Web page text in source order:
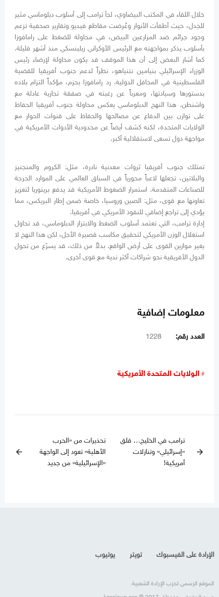
خلال اللقاء في المكتب البيضاوي، لجأ ترامب إلى أسلوب دبلوماسي مثير
للجدل، حيث أطفأت الأنوار وعُرضت مقاطع فيديو وتقارير صحفية تزعم
وجود جرائم ضد المزارعين البيض، في محاولة للضغط على رامافوزا
بأسلوب يذكر بمواجهته مع الرئيس الأوكراني زيلينسكي منذ أشهر قليلة.
كما أشار البعض إلى أن هذا الموقف قد يكون محاولة لإرضاء رئيس
الوزراء الإسرائيلي بنيامين نتنياهو، نظراً لدعم جنوب أفريقيا للقضية
الفلسطينية في المحافل الدولية. رد رامافوزا بحزم، مؤكداً التزام بلاده
بدستورها وسيادتها، ومعرباً عن رغبته في صفقة تجارية عادلة مع
واشنطن. هذا النهج الدبلوماسي يعكس محاولة جنوب أفريقيا الحفاظ
على توازن بين الدفاع عن مصالحها والحفاظ على قنوات الحوار مع
الولايات المتحدة، لكنه كشف أيضاً عن محدودية الأدوات الأمريكية في
مواجهة دول تسعى لاستقلالية أكبر.
تمتلك جنوب أفريقيا ثروات معدنية نادرة، مثل: الكروم والمنجنيز
والبلاتين، تجعلها لاعباً محورياً في السباق العالمي على الموارد الحرجة
للصناعات المتقدمة. استمرار الضغوط الأمريكية قد يدفع بريتوريا لتعزيز
تعاونها مع قوى، مثل: الصين وروسيا، خاصة ضمن إطار البريكس، مما
يؤدي إلى تراجع إضافي للنفوذ الأمريكي في أفريقيا.
إدارة ترامب، التي تعتمد أسلوب الضغط والابتزاز الدبلوماسي، قد تحاول
استغلال الوزن الأمريكي لتحقيق مكاسب قصيرة الأجل، لكن هذا النهج لا
يغير موازين القوى على أرض الواقع. بدلاً من ذلك، قد يسرّع من تحول
الدول الأفريقية نحو شراكات أكثر ندية مع قوى أخرى.
معلومات إضافية
العدد رقم: 1228
الولايات المتحدة الأمريكية
arrow_forward
ترامب في الخليج… قلق
«إسرائيلي» وتنازلات
أمريكية!
تحذيرات من «الحرب
الأهلية» تعود إلى الواجهة
«الإسرائيلية» من جديد
arrow_back
الإرادة على الفيسبوك تويتر يوتيوب
الموقع الرسمي لحزب الإرادة الشعبية.